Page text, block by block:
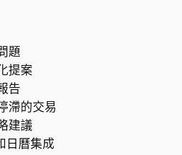
題
提案
告
滯的交易
建議
日曆集成